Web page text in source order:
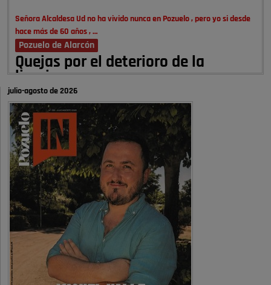
Señora Alcaldesa Ud no ha vivido nunca en Pozuelo , pero yo si desde
hace más de 60 años , …
Pozuelo de Alarcón
Quejas por el deterioro de la
limpieza …
A ver si es posible que haya vivienda para familias con hijos y no
solamente jóvenes que no es tan …
Pozuelo de Alarcón
Pozuelo desbloquea
definitivamente Huerta Grande: las
obras …
Donde pueden inscribirse las personas empadronados en Pozuelo para
la vivienda asequible .
Pozuelo de Alarcón
Pozuelo desbloquea
definitivamente Huerta Grande: las
obras …
julio-agosto de 2026